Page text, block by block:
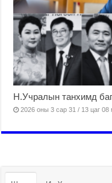
Н.Учралын танхимд
2026 оны 3 сар 31 / 13 цаг 08